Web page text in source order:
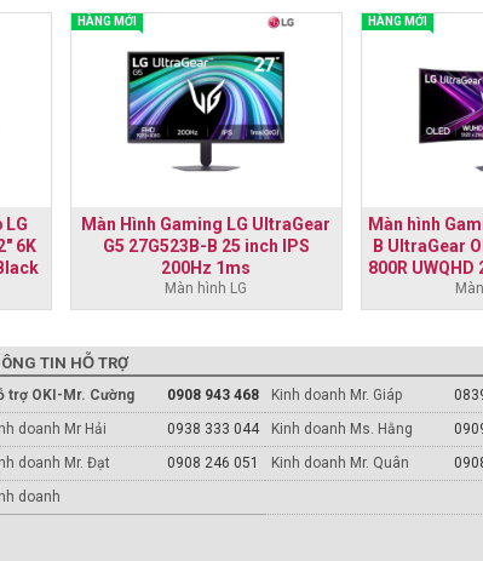
LG
6K
HÀNG MỚI
Màn Hình Gaming LG UltraGear
G5 27G523B-B 25 inch IPS
200Hz 1ms
Màn hình LG
HÀNG MỚI
Màn hình
B UltraGear
800R UWQHD
True
TIN HỖ TRỢ
trợ OKI-Mr. Cường 0908 943 468 Kinh doanh Mr. Giáp
doanh Mr Hải
0938 333 044 Kinh doanh Ms. Hằng
doanh Mr. Đạt
0908 246 051 Kinh doanh Mr. Quân
doanh